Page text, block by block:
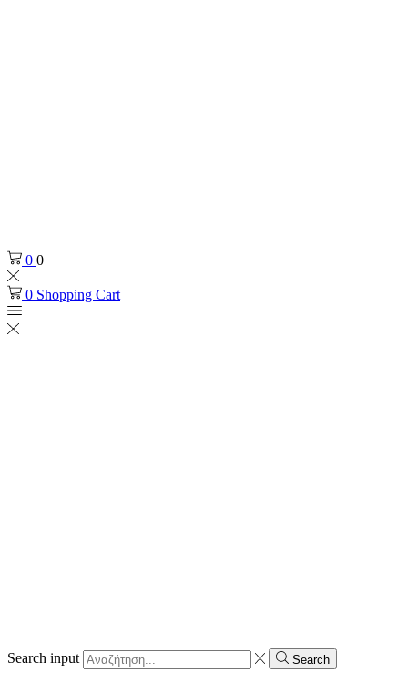
0 0
0 Shopping Cart
Search input Search